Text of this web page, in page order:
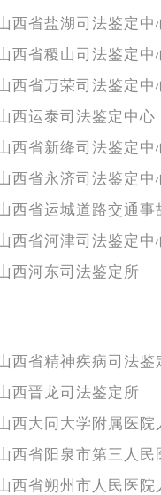
西省盐湖司法鉴定中
西省稷山司法鉴定中
西省万荣司法鉴定中
西运泰司法鉴定中心
西省新绛司法鉴定中
西省永济司法鉴定中
西省运城道路交通事
西省河津司法鉴定中
西河东司法鉴定所
西省精神疾病司法鉴
西晋龙司法鉴定所
西大同大学附属医
西省阳泉市第三人
西省朔州市人民医